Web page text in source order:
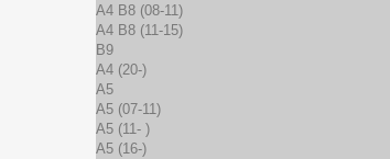
A4 B8 (08-11)
A4 B8 (11-15)
B9
A4 (20-)
A5
A5 (07-11)
A5 (11- )
A5 (16-)